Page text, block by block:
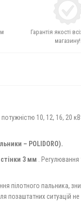
Гарантія якості
магазину!
10, 12, 16, 20
– POLIDORO).
3 мм .
пілотного пальника,
ситуацій не